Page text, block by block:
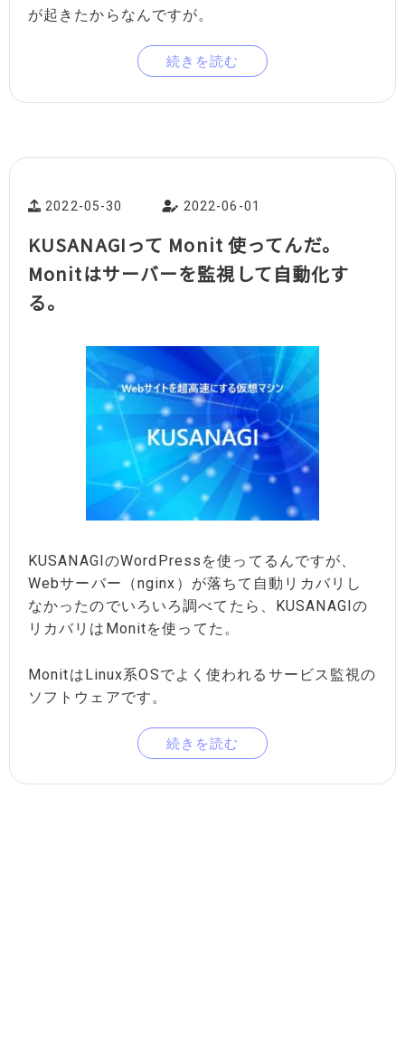
が起きたからなんですが。
続きを読む
2022-05-30 2022-06-01
KUSANAGIって Monit 使ってんだ。
Monitはサーバーを監視して自動化す
る。
KUSANAGIのWordPressを使ってるんですが、
Webサーバー（nginx）が落ちて自動リカバリし
なかったのでいろいろ調べてたら、KUSANAGIの
リカバリはMonitを使ってた。
MonitはLinux系OSでよく使われるサービス監視の
ソフトウェアです。
続きを読む